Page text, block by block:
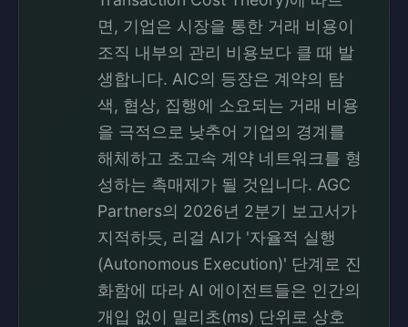
면, 기업은 시장을 통한 거래 비용이
조직 내부의 관리 비용보다 클 때 발
생합니다. AIC의 등장은 계약의 탐
색, 협상, 집행에 소요되는 거래 비용
을 극적으로 낮추어 기업의 경계를
해체하고 초고속 계약 네트워크를 형
성하는 촉매제가 될 것입니다. AGC
Partners의 2026년 2분기 보고서가
지적하듯, 리걸 AI가 '자율적 실행
(Autonomous Execution)' 단계로 진
화함에 따라 AI 에이전트들은 인간의
개입 없이 밀리초(ms) 단위로 상호